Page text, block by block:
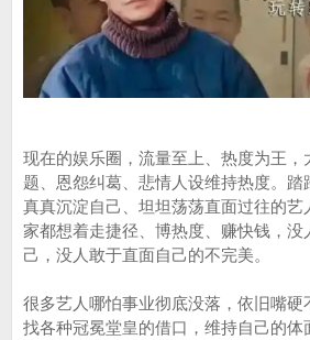
现在的娱乐圈，流量至上、热度为王，
题、恩怨纠葛、悲情人设维持热度。踏
真真沉淀自己、坦坦荡荡直面过往的艺
家都想着走捷径、博热度、赚快钱，没
己，没人敢于直面自己的不完美。
很多艺人哪怕事业彻底没落，依旧嘴硬
找各种冠冕堂皇的借口，维持自己的体